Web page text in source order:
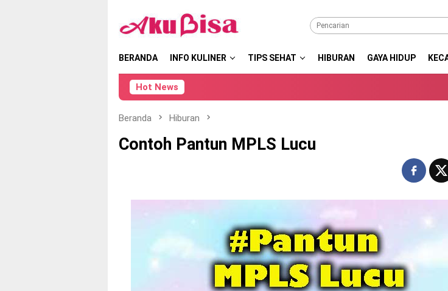
konten
BERANDA INFO KULINER TIPS SEHAT HIBURAN GAYA HIDUP
Hot News
Beranda Hiburan
Contoh Pantun MPLS Lucu